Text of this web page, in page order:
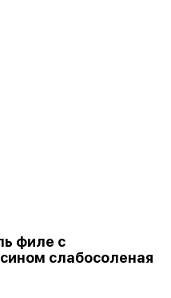
филе с
слабосоленая